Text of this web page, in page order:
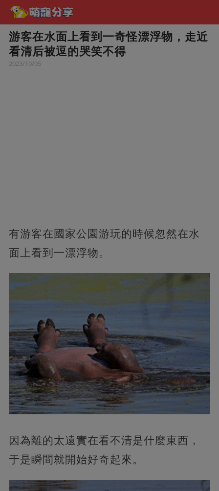
游客在水面上看到一奇怪漂浮物，走近
看清后被逗的哭笑不得
2023/10/05
有游客在國家公園游玩的時候忽然在水
面上看到一漂浮物。
因為離的太遠實在看不清是什麼東西，
于是瞬間就開始好奇起來。